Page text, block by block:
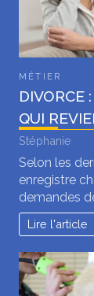
MÉTIER
DIVORCE
QUI
Stéphanie
Selon les
enregistre
demandes
Lire l'article